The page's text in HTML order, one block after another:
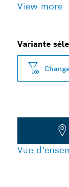
View more
Variante
Vue